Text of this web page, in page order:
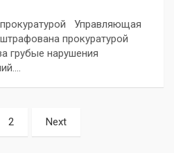
Управляющая
прокуратурой
грубые нарушения
2 Next